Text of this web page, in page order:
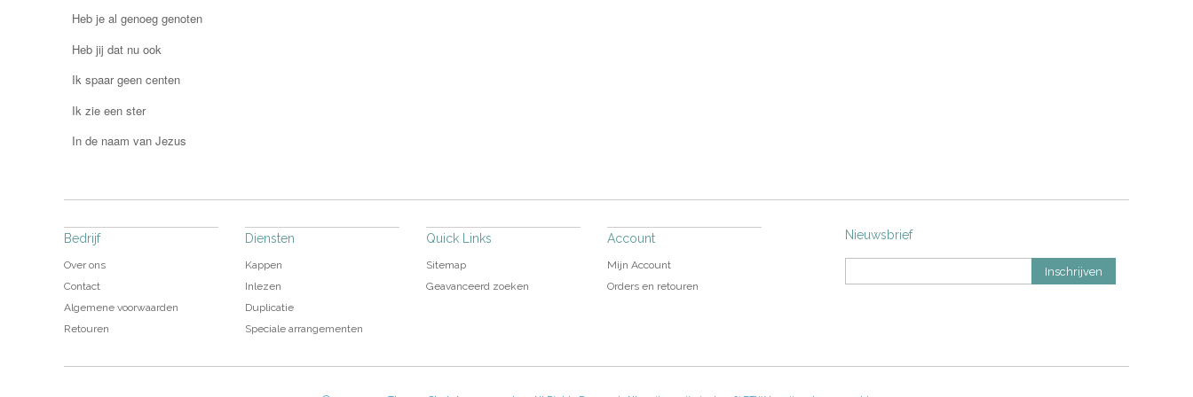
Heb je al genoeg genoten
Heb jij dat nu ook
Ik spaar geen centen
Ik zie een ster
In de naam van Jezus
Nieuwsbrief
Inschrijven
Bedrijf
Over ons
Contact
Algemene voorwaarden
Retouren
Diensten
Kappen
Inlezen
Duplicatie
Speciale arrangementen
Quick Links
Sitemap
Geavanceerd zoeken
Account
Mijn Account
Orders en retouren